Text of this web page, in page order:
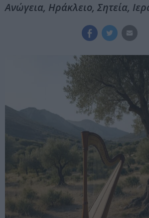
Ανώγεια, Ηράκλειο, Σητεία,